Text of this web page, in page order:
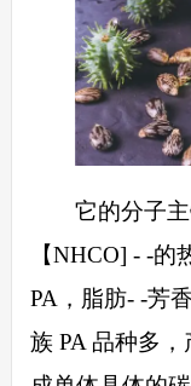
它的分子
【NHCO] - -的
PA，脂肪- -芳
族 PA 品种多